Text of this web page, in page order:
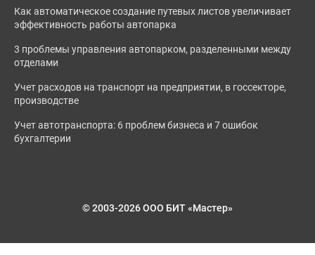
Как автоматическое создание путевых листов увеличивает
эффективность работы автопарка
3 проблемы управления автопарком, разделенными между
отделами
Учет расходов на транспорт на предприятии, в госсекторе,
производстве
Учет автотранспорта: 6 проблем бизнеса и 7 ошибок
бухгалтерии
© 2003-2026 ООО БИТ «Мастер»